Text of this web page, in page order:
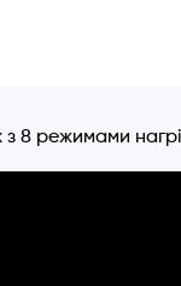
8 режимами